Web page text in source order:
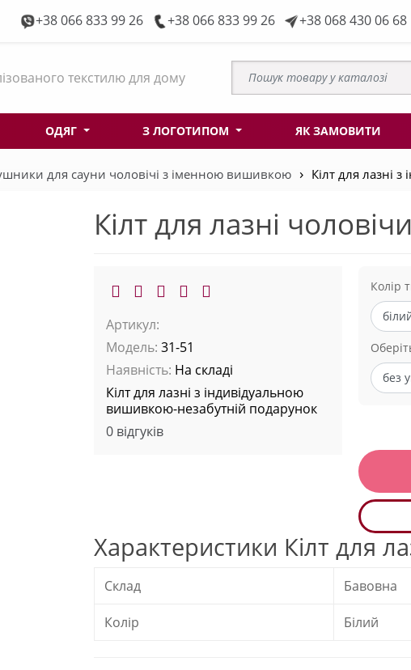
+38 066 833 99 26 +38 066 833 99 26 +38 068 430 06 68
текстилю для дому
ОДЯГ З ЛОГОТИПОМ ЯК ЗАМОВИТИ
для сауни чоловічі з іменною вишивкою Кілт для лазні
Кілт для лазні
Артикул:
Модель: 31-51
Наявність: На складі
Кілт для лазні з індивідуальною
вишивкою-незабутній подарунок
0 відгуків
Колір
Характеристики Кілт для
Склад Бавовна
Колір Білий